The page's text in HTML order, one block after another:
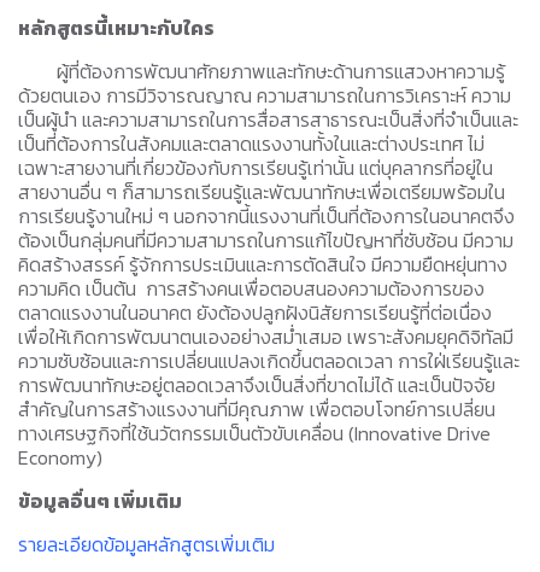
หลักสูตรนี้เหมาะกับใคร
ผู้ที่ต้องการพัฒนาศักยภาพและทักษะด้านการแสวงหาความรู้
ด้วยตนเอง การมีวิจารณญาณ ความสามารถในการวิเคราะห์ ความ
เป็นผู้นำ และความสามารถในการสื่อสารสาธารณะเป็นสิ่งที่จำเป็นและ
เป็นที่ต้องการในสังคมและตลาดแรงงานทั้งในและต่างประเทศ ไม่
เฉพาะสายงานที่เกี่ยวข้องกับการเรียนรู้เท่านั้น แต่บุคลากรที่อยู่ใน
สายงานอื่น ๆ ก็สามารถเรียนรู้และพัฒนาทักษะเพื่อเตรียมพร้อมใน
การเรียนรู้งานใหม่ ๆ นอกจากนี้แรงงานที่เป็นที่ต้องการในอนาคตจึง
ต้องเป็นกลุ่มคนที่มีความสามารถในการแก้ไขปัญหาที่ซับซ้อน มีความ
คิดสร้างสรรค์ รู้จักการประเมินและการตัดสินใจ มีความยืดหยุ่นทาง
ความคิด เป็นต้น การสร้างคนเพื่อตอบสนองความต้องการของ
ตลาดแรงงานในอนาคต ยังต้องปลูกฝังนิสัยการเรียนรู้ที่ต่อเนื่อง
เพื่อให้เกิดการพัฒนาตนเองอย่างสม่ำเสมอ เพราะสังคมยุคดิจิทัลมี
ความซับซ้อนและการเปลี่ยนแปลงเกิดขึ้นตลอดเวลา การใฝ่เรียนรู้และ
การพัฒนาทักษะอยู่ตลอดเวลาจึงเป็นสิ่งที่ขาดไม่ได้ และเป็นปัจจัย
สำคัญในการสร้างแรงงานที่มีคุณภาพ เพื่อตอบโจทย์การเปลี่ยน
ทางเศรษฐกิจที่ใช้นวัตกรรมเป็นตัวขับเคลื่อน (Innovative Drive
Economy)
ข้อมูลอื่นๆ เพิ่มเติม
รายละเอียดข้อมูลหลักสูตรเพิ่มเติม